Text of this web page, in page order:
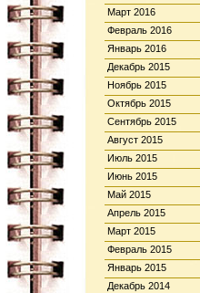
Март 2016
Февраль 2016
Январь 2016
Декабрь 2015
Ноябрь 2015
Октябрь 2015
Сентябрь 2015
Август 2015
Июль 2015
Июнь 2015
Май 2015
Апрель 2015
Март 2015
Февраль 2015
Январь 2015
Декабрь 2014